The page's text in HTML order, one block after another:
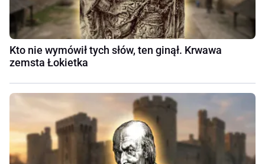
Kto nie wymówił tych słów, ten ginął. Krwawa
zemsta Łokietka